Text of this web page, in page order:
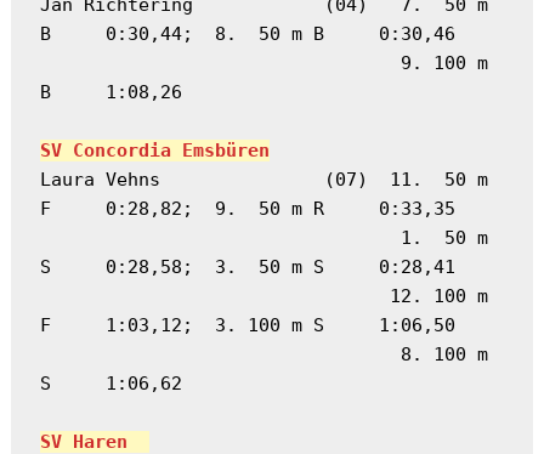
Jan Richtering            (04)   7.  50 m
B     0:30,44;  8.  50 m B     0:30,46
B     1:08,26
SV Concordia Emsbüren
Laura Vehns               (07)  11.  50 m
F     0:28,82;  9.  50 m R     0:33,35
S     0:28,58;  3.  50 m S     0:28,41
F     1:03,12;  3. 100 m S     1:06,50
S     1:06,62
SV Haren